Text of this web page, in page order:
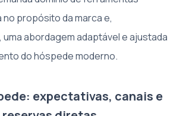
propósito da marca e,
abordagem adaptável e ajustada
do hóspede moderno.
expectativas, canais e